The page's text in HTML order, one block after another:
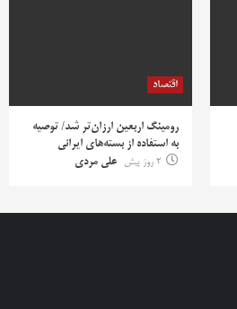
اقتصاد
رومینگ اربعین ارزان‌تر شد/ توصیه
به استفاده از بسته‌های ایرانی
2 روز پیش
علی مردی